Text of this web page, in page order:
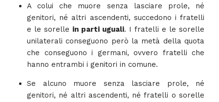
A colui che muore senza lasciare prole, né
genitori, né altri ascendenti, succedono i fratelli
e le sorelle in parti uguali. I fratelli e le sorelle
unilaterali conseguono però la metà della quota
che conseguono i germani, ovvero fratelli che
hanno entrambi i genitori in comune.
Se alcuno muore senza lasciare prole, né
genitori, né altri ascendenti, né fratelli o sorelle